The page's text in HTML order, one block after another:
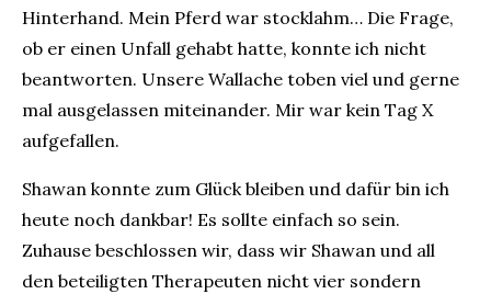
Hinterhand. Mein Pferd war stocklahm… Die Frage,
ob er einen Unfall gehabt hatte, konnte ich nicht
beantworten. Unsere Wallache toben viel und gerne
mal ausgelassen miteinander. Mir war kein Tag X
aufgefallen.
Shawan konnte zum Glück bleiben und dafür bin ich
heute noch dankbar! Es sollte einfach so sein.
Zuhause beschlossen wir, dass wir Shawan und all
den beteiligten Therapeuten nicht vier sondern